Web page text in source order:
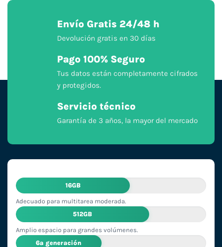
Envío Gratis 24/48 h
Devolución gratis en 30 días
Pago 100% Seguro
Tus datos están completamente cifrados
y protegidos.
Servicio técnico
Garantía de 3 años, la mayor del mercado
16GB
Adecuado para multitarea moderada.
512GB
Amplio espacio para grandes volúmenes.
6ª generación